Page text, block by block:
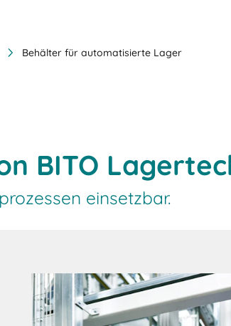
Behälter für automatisierte Lager
BITO
einsetzbar.